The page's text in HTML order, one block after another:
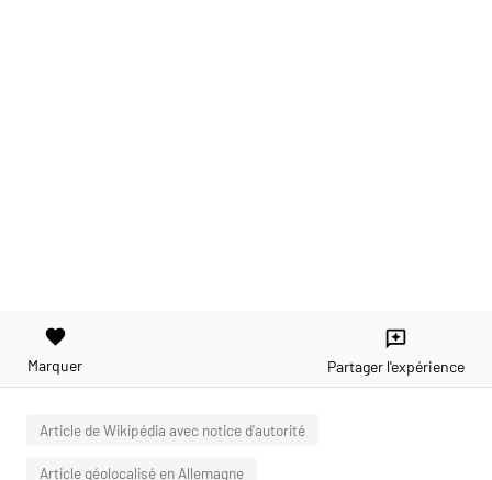
favorite
Marquer
reviews
Partager l'expérience
Article de Wikipédia avec notice d'autorité
Article géolocalisé en Allemagne